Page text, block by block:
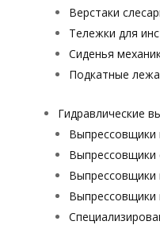
Верстаки
Тележки для
Сиденья
Подкатные
Гидравлические
Выпрессовщики
Выпрессовщики
Выпрессовщики
Выпрессовщики